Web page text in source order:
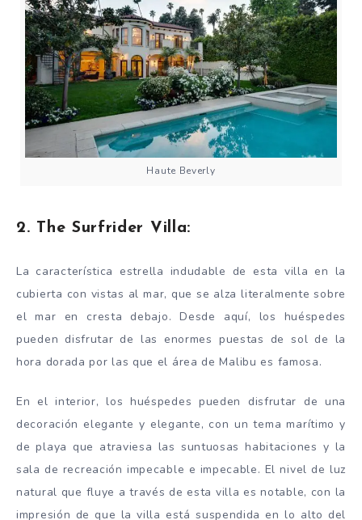
Haute Beverly
2. The Surfrider Villa:
La característica estrella indudable de esta villa en la
cubierta con vistas al mar, que se alza literalmente sobre
el mar en cresta debajo. Desde aquí, los huéspedes
pueden disfrutar de las enormes puestas de sol de la
hora dorada por las que el área de Malibu es famosa.
En el interior, los huéspedes pueden disfrutar de una
decoración elegante y elegante, con un tema marítimo y
de playa que atraviesa las suntuosas habitaciones y la
sala de recreación impecable e impecable. El nivel de luz
natural que fluye a través de esta villa es notable, con la
impresión de que la villa está suspendida en lo alto del